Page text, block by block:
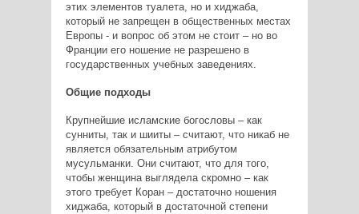
этих элементов туалета, но и хиджаба,
который не запрещен в общественных местах
Европы - и вопрос об этом не стоит – но во
Франции его ношение не разрешено в
государственных учебных заведениях.
Общие подходы
Крупнейшие исламские богословы – как
сунниты, так и шииты – считают, что никаб не
является обязательным атрибутом
мусульманки. Они считают, что для того,
чтобы женщина выглядела скромно – как
этого требует Коран – достаточно ношения
хиджаба, который в достаточной степени